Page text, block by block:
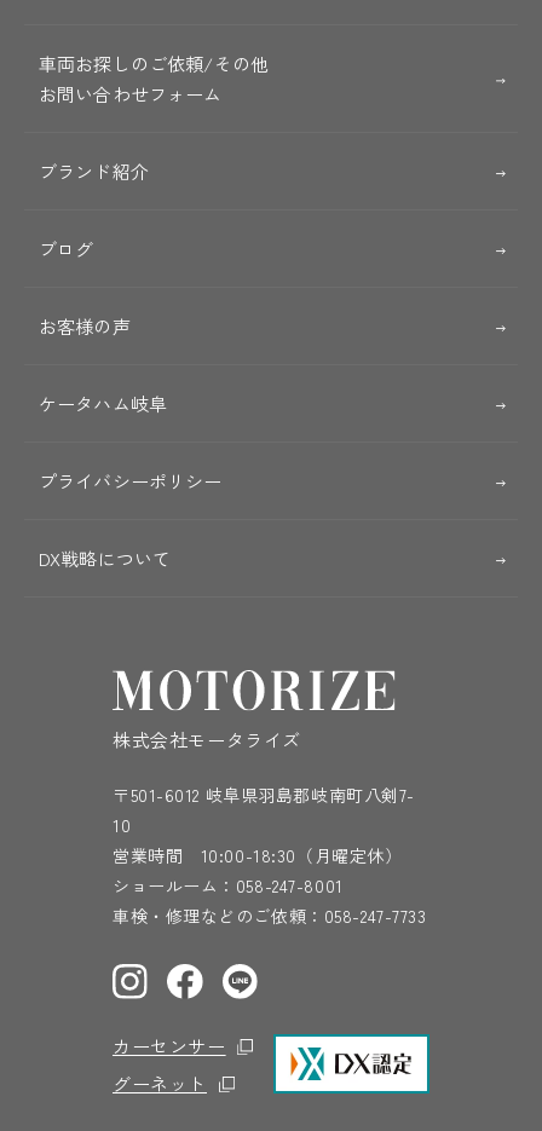
車両お探しのご依頼/その他
お問い合わせフォーム
ブランド紹介
ブログ
お客様の声
ケータハム岐阜
プライバシーポリシー
DX戦略について
株式会社モータライズ
〒501-6012 岐阜県羽島郡岐南町八剣7-
10
営業時間 10:00-18:30（月曜定休）
ショールーム： 058-247-8001
車検・修理などのご依頼： 058-247-7733
カーセンサー
グーネット